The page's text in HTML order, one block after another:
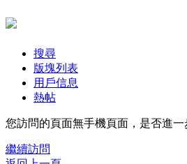
搜尋
版塊列表
用戶信息
熱帖
您訪問的頁面無手機頁面，是否進一
繼續訪問